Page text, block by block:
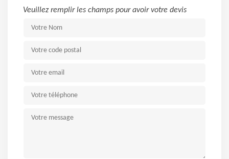
Veuillez remplir les champs pour avoir votre devis